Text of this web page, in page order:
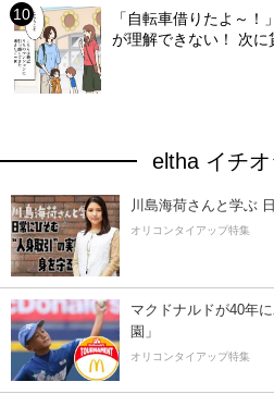
「自転車借りたよ～
が理解できない！ 次
eltha イチ
川島海荷さんと学ぶ
オリコンタイアップ特集
マクドナルドが40年
園」
オリコンタイアップ特集